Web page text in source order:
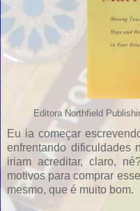
Editora Northfield
Eu ia começar
enfrentando dificuldades
iriam acreditar, claro,
motivos para comprar
mesmo, que é muito bom.